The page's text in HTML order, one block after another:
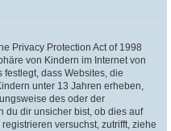
Privacy Protection Act of 1998
von Kindern im Internet von
dass Websites, die
unter 13 Jahren erheben,
des oder der
du dir unsicher bist, ob dies auf
versuchst, zutrifft, ziehe